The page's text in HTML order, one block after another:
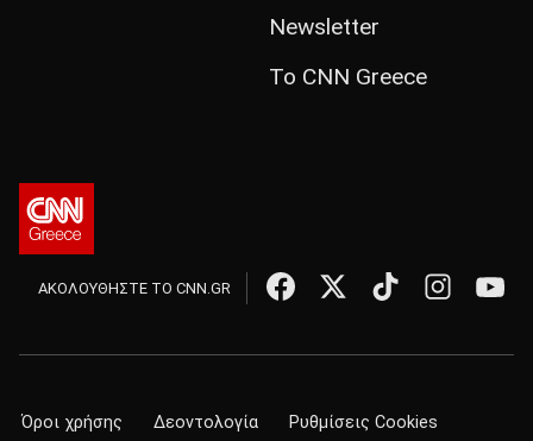
Newsletter
Το CNN Greece
ΑΚΟΛΟΥΘΗΣΤΕ ΤΟ CNN.GR
Όροι χρήσης Δεοντολογία Ρυθμίσεις Cookies